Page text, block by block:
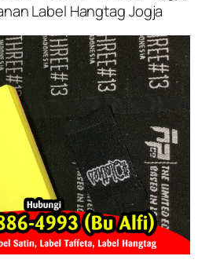
Label Hangtag Jogja